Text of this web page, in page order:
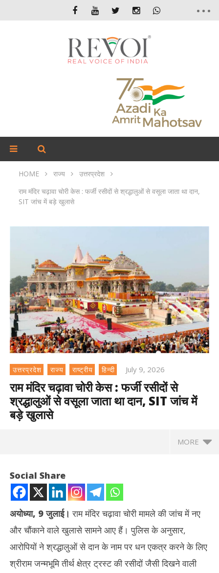
HOME राज्य
उत्तरप्रदेश
राम मंदिर चढ़ावा चोरी केस : फर्जी रसीदों से श्रद्धालुओं से वसूला जाता था दान,
SIT जांच में बड़े खुलासे
उत्तरप्रदेश राज्य राष्ट्रीय हिन्दी July 9, 2026
राम मंदिर चढ़ावा चोरी केस : फर्जी रसीदों से
श्रद्धालुओं से वसूला जाता था दान, SIT जांच में
बड़े खुलासे
MORE
Social Share
अयोध्या, 9 जुलाई। राम मंदिर चढ़ावा चोरी मामले की जांच में नए
और चौंकाने वाले खुलासे सामने आए हैं। पुलिस के अनुसार,
आरोपियों ने श्रद्धालुओं से दान के नाम पर धन एकत्र करने के लिए
श्रीराम जन्मभूमि तीर्थ क्षेत्र ट्रस्ट की रसीदों जैसी दिखने वाली